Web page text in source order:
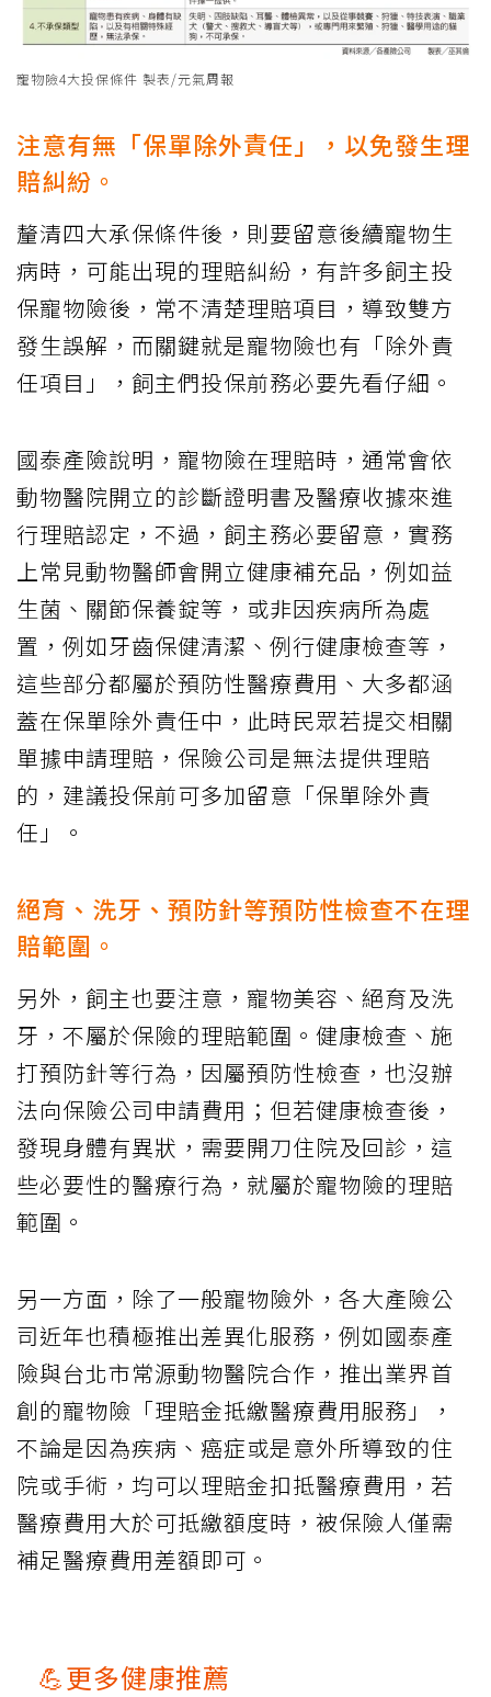
寵物險4大投保條件 製表/元氣周報
注意有無「保單除外責任」，以免發生理
賠糾紛。
釐清四大承保條件後，則要留意後續寵物生
病時，可能出現的理賠糾紛，有許多飼主投
保寵物險後，常不清楚理賠項目，導致雙方
發生誤解，而關鍵就是寵物險也有「除外責
任項目」，飼主們投保前務必要先看仔細。
國泰產險說明，寵物險在理賠時，通常會依
動物醫院開立的診斷證明書及醫療收據來進
行理賠認定，不過，飼主務必要留意，實務
上常見動物醫師會開立健康補充品，例如益
生菌、關節保養錠等，或非因疾病所為處
置，例如牙齒保健清潔、例行健康檢查等，
這些部分都屬於預防性醫療費用、大多都涵
蓋在保單除外責任中，此時民眾若提交相關
單據申請理賠，保險公司是無法提供理賠
的，建議投保前可多加留意「保單除外責
任」。
絕育、洗牙、預防針等預防性檢查不在理
賠範圍。
另外，飼主也要注意，寵物美容、絕育及洗
牙，不屬於保險的理賠範圍。健康檢查、施
打預防針等行為，因屬預防性檢查，也沒辦
法向保險公司申請費用；但若健康檢查後，
發現身體有異狀，需要開刀住院及回診，這
些必要性的醫療行為，就屬於寵物險的理賠
範圍。
另一方面，除了一般寵物險外，各大產險公
司近年也積極推出差異化服務，例如國泰產
險與台北市常源動物醫院合作，推出業界首
創的寵物險「理賠金抵繳醫療費用服務」，
不論是因為疾病、癌症或是意外所導致的住
院或手術，均可以理賠金扣抵醫療費用，若
醫療費用大於可抵繳額度時，被保險人僅需
補足醫療費用差額即可。
💪更多健康推薦